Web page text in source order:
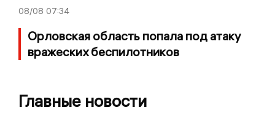
08/08 07:34
Орловская область попала под атаку
вражеских беспилотников
Главные новости